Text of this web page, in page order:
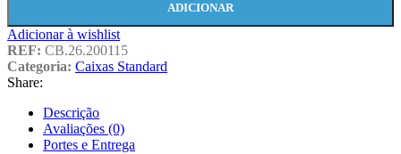
ADICIONAR
Adicionar à wishlist
REF: CB.26.200115
Categoria: Caixas Standard
Share:
Descrição
Avaliações (0)
Portes e Entrega